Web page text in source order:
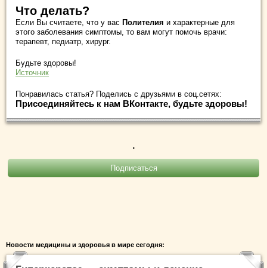
Что делать?
Если Вы считаете, что у вас Полителия и характерные для
этого заболевания симптомы, то вам могут помочь врачи:
терапевт, педиатр, хирург.
Будьте здоровы!
Источник
Понравилась статья? Поделись с друзьями в соц.сетях:
Присоединяйтесь к нам ВКонтакте, будьте здоровы!
.
Новости медицины и здоровья в мире сегодня: